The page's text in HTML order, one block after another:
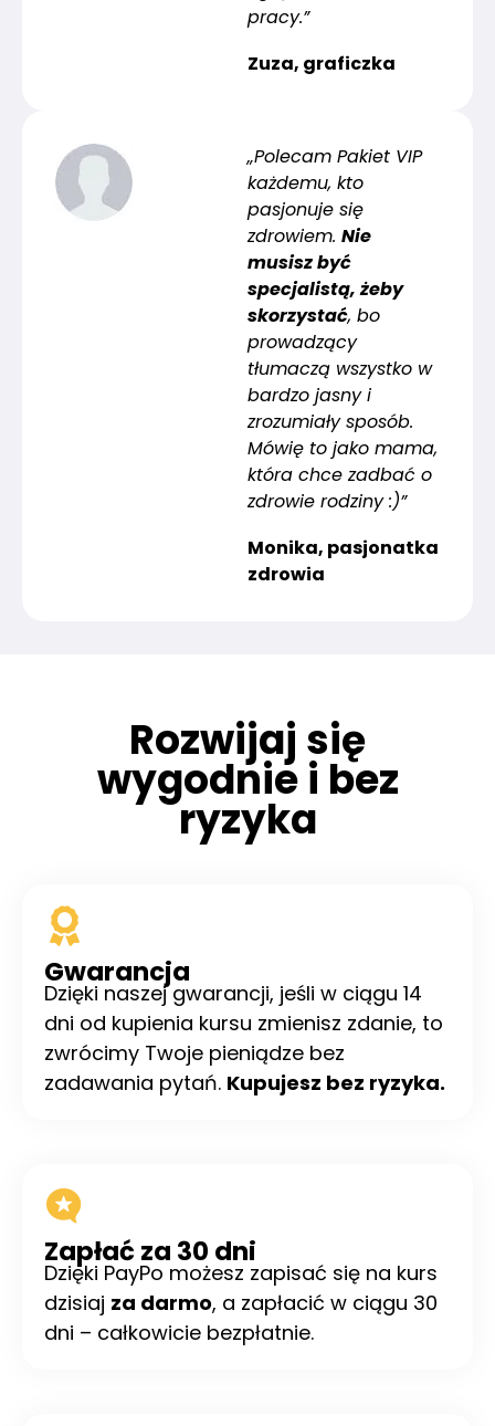
pracy.”
Zuza, graficzka
„Polecam Pakiet VIP
każdemu, kto
pasjonuje się
zdrowiem. Nie
musisz być
specjalistą, żeby
skorzystać, bo
prowadzący
tłumaczą wszystko w
bardzo jasny i
zrozumiały sposób.
Mówię to jako mama,
która chce zadbać o
zdrowie rodziny :)”
Monika, pasjonatka
zdrowia
Rozwijaj się
wygodnie i bez
ryzyka
Gwarancja
Dzięki naszej gwarancji, jeśli w ciągu 14
dni od kupienia kursu zmienisz zdanie, to
zwrócimy Twoje pieniądze bez
zadawania pytań. Kupujesz bez ryzyka.
Zapłać za 30 dni
Dzięki PayPo możesz zapisać się na kurs
dzisiaj za darmo, a zapłacić w ciągu 30
dni – całkowicie bezpłatnie.